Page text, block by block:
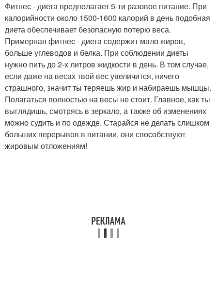
Фитнес - диета предполагает 5-ти разовое питание. При
калорийности около 1500-1600 калорий в день подобная
диета обеспечивает безопасную потерю веса.
Примерная фитнес - диета содержит мало жиров,
больше углеводов и белка. При соблюдении диеты
нужно пить до 2-х литров жидкости в день. В том случае,
если даже на весах твой вес увеличится, ничего
страшного, значит ты теряешь жир и набираешь мышцы.
Полагаться полностью на весы не стоит. Главное, как ты
выглядишь, смотрясь в зеркало, а также об изменениях
можно судить и по одежде. Старайся не делать слишком
больших перерывов в питании, они способствуют
жировым отложениям!